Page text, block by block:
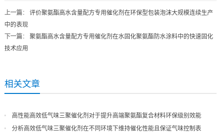
上一篇： 评价聚氨酯高水含量配方专用催化剂在环保型包装泡沫大规模连续生产
中的表现
下一篇： 聚氨酯高水含量配方专用催化剂在水固化聚氨酯防水涂料中的快速固化
技术应用
相关文章
高性能高效低气味三聚催化剂对于提升高端聚氨酯复合材料环保级别效能
分析高效低气味三聚催化剂在不同环境下维持催化性能且保证气味控制表